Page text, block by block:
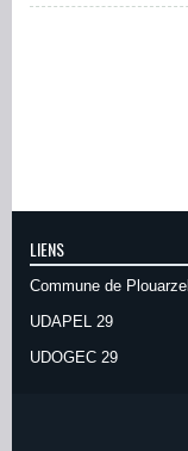
LIENS
Commune de Plouarzel
UDAPEL 29
UDOGEC 29